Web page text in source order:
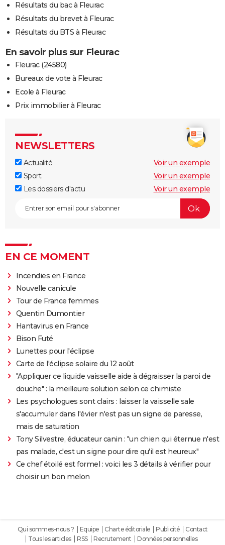
Résultats du bac à Fleurac
Résultats du brevet à Fleurac
Résultats du BTS à Fleurac
En savoir plus sur Fleurac
Fleurac (24580)
Bureaux de vote à Fleurac
Ecole à Fleurac
Prix immobilier à Fleurac
NEWSLETTERS
Actualité
Voir un exemple
Sport
Voir un exemple
Les dossiers d'actu
Voir un exemple
EN CE MOMENT
Incendies en France
Nouvelle canicule
Tour de France femmes
Quentin Dumontier
Hantavirus en France
Bison Futé
Lunettes pour l'éclipse
Carte de l'éclipse solaire du 12 août
"Appliquer ce liquide vaisselle aide à dégraisser la paroi de
douche" : la meilleure solution selon ce chimiste
Les psychologues sont clairs : laisser la vaisselle sale
s'accumuler dans l'évier n'est pas un signe de paresse,
mais de saturation
Tony Silvestre, éducateur canin : "un chien qui éternue n'est
pas malade, c'est un signe pour dire qu'il est heureux"
Ce chef étoilé est formel : voici les 3 détails à vérifier pour
choisir un bon melon
Qui sommes-nous ? Equipe Charte éditoriale Publicité
Contact
Tous les articles
RSS Recrutement
Données personnelles